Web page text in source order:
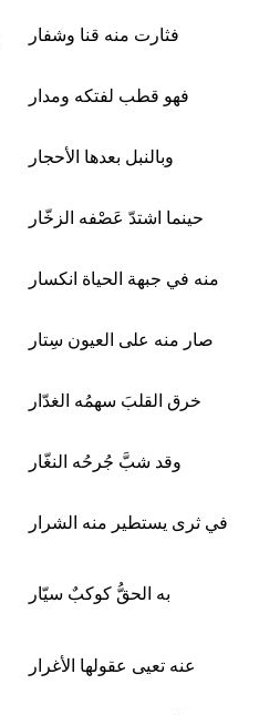
فثارت منه قنا وشفار
فهو قطب لفتكه ومدار
وبالنبل بعدها الأحجار
حينما اشتدّ عَصْفه الزخّار
منه في جبهة الحياة انكسار
صار منه على العيون سِتار
خرق القلبَ سهمُه الغدّار
وقد شبَّ جُرحُه النغّار
في ثرى يستطير منه الشرار
به الحقُّ كوكبٌ سيّار
عنه تعيى عقولها الأغرار